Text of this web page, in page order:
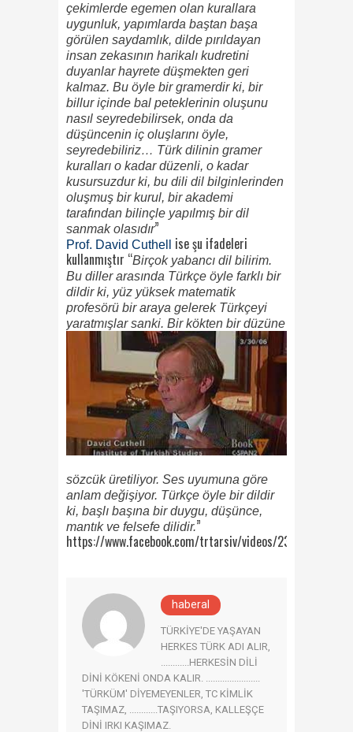
çekimlerde egemen olan kurallara
uygunluk, yapımlarda baştan başa
görülen saydamlık, dilde pırıldayan
insan zekasının harikalı kudretini
duyanlar hayrete düşmekten geri
kalmaz. Bu öyle bir gramerdir ki, bir
billur içinde bal peteklerinin oluşunu
nasıl seyredebilirsek, onda da
düşüncenin iç oluşlarını öyle,
seyredebiliriz… Türk dilinin gramer
kuralları o kadar düzenli, o kadar
kusursuzdur ki, bu dili dil bilginlerinden
oluşmuş bir kurul, bir akademi
tarafından bilinçle yapılmış bir dil
sanmak olasıdır”
Prof. David Cuthell ise şu ifadeleri
kullanmıştır “Birçok yabancı dil bilirim.
Bu diller arasında Türkçe öyle farklı bir
dildir ki, yüz yüksek matematik
profesörü bir araya gelerek Türkçeyi
yaratmışlar sanki. Bir kökten bir düzüne
sözcük üretiliyor. Ses uyumuna göre
anlam değişiyor. Türkçe öyle bir dildir
ki, başlı başına bir duygu, düşünce,
mantık ve felsefe dilidir.”
https://www.facebook.com/trtarsiv/videos/
haberal
TÜRKİYE'DE YAŞAYAN
HERKES TÜRK ADI ALIR,
............HERKESİN DİLİ
DİNİ KÖKENİ ONDA KALIR. .......................
'TÜRKÜM' DİYEMEYENLER, TC KİMLİK
TAŞIMAZ, ............TAŞIYORSA, KALLEŞÇE
DİNİ IRKI KAŞIMAZ.